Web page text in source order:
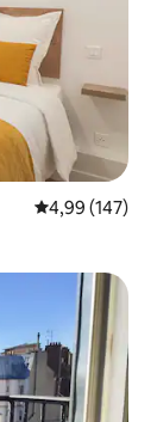
Átlagos
4,99 (147)